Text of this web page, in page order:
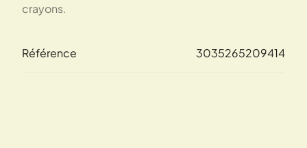
crayons.
Référence 3035265209414